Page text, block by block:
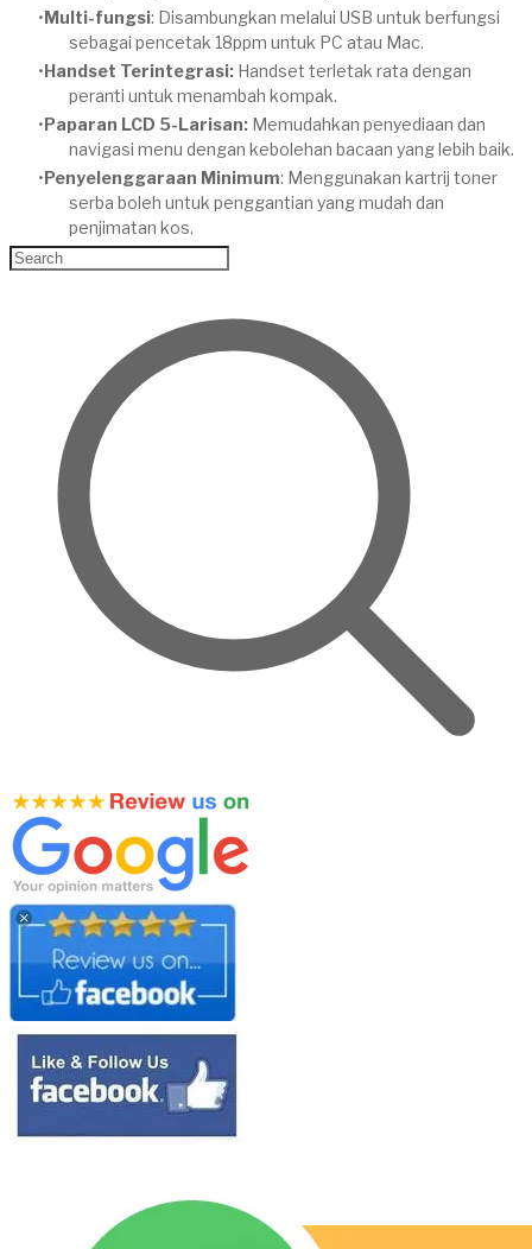
Multi-fungsi: Disambungkan melalui USB untuk berfungsi
sebagai pencetak 18ppm untuk PC atau Mac.
Handset Terintegrasi: Handset terletak rata dengan
peranti untuk menambah kompak.
Paparan LCD 5-Larisan: Memudahkan penyediaan dan
navigasi menu dengan kebolehan bacaan yang lebih baik.
Penyelenggaraan Minimum: Menggunakan kartrij toner
serba boleh untuk penggantian yang mudah dan
penjimatan kos.